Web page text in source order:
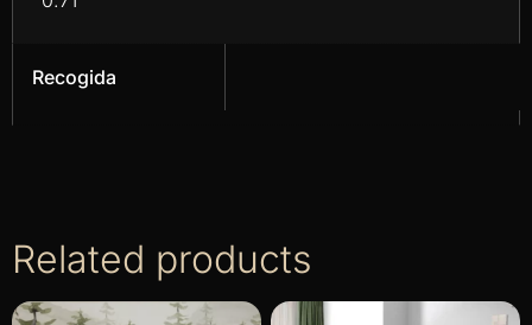
Recogida
Related products